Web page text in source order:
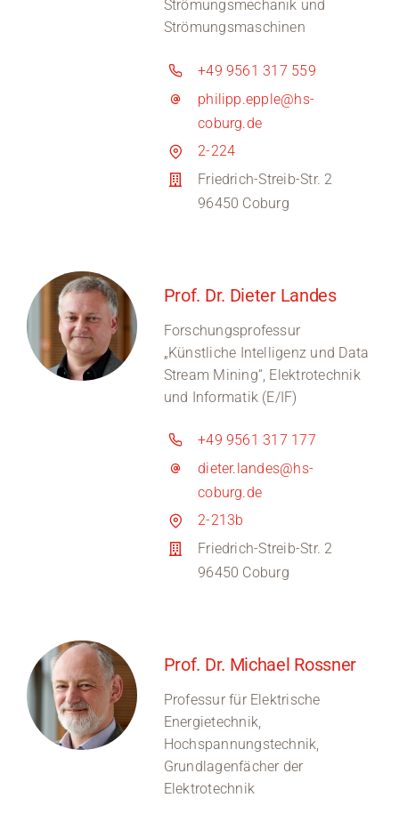
Strömungsmechanik und
Strömungsmaschinen
+49 9561 317 559
philipp.epple@hs-
coburg.de
2-224
Friedrich-Streib-Str. 2
96450 Coburg
Prof. Dr. Dieter Landes
Forschungsprofessur
„Künstliche Intelligenz und Data
Stream Mining“, Elektrotechnik
und Informatik (E/IF)
+49 9561 317 177
dieter.landes@hs-
coburg.de
2-213b
Friedrich-Streib-Str. 2
96450 Coburg
Prof. Dr. Michael Rossner
Professur für Elektrische
Energietechnik,
Hochspannungstechnik,
Grundlagenfächer der
Elektrotechnik